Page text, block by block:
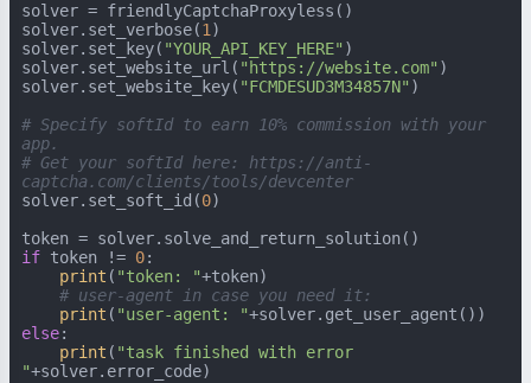
solver = friendlyCaptchaProxyless()
solver.set_verbose(1 )
solver.set_key( "YOUR_API_KEY_HERE" )
solver.set_website_url( "https://website.com" )
solver.set_website_key( "FCMDESUD3M34857N" )
# Specify softId to earn 10% commission with your
app.
# Get your softId here: https://anti-
captcha.com/clients/tools/devcenter
solver.set_soft_id(0)
if token != 0:
print ( "token: "+token)
# user-agent in case you need it:
print ( "user-agent: "
else:
print ( "task finished with error
"+solver.error_code)